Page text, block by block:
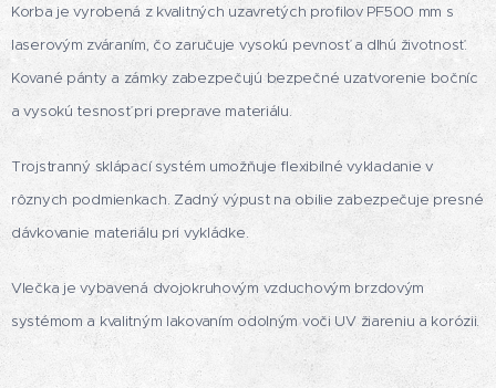
Korba je vyrobená z kvalitných uzavretých profilov PF500 mm s
laserovým zváraním, čo zaručuje vysokú pevnosť a dlhú životnosť.
Kované pánty a zámky zabezpečujú bezpečné uzatvorenie bočníc
a vysokú tesnosť pri preprave materiálu.
Trojstranný sklápací systém umožňuje flexibilné vykladanie v
rôznych podmienkach. Zadný výpust na obilie zabezpečuje presné
dávkovanie materiálu pri vykládke.
Vlečka je vybavená dvojokruhovým vzduchovým brzdovým
systémom a kvalitným lakovaním odolným voči UV žiareniu a korózii.